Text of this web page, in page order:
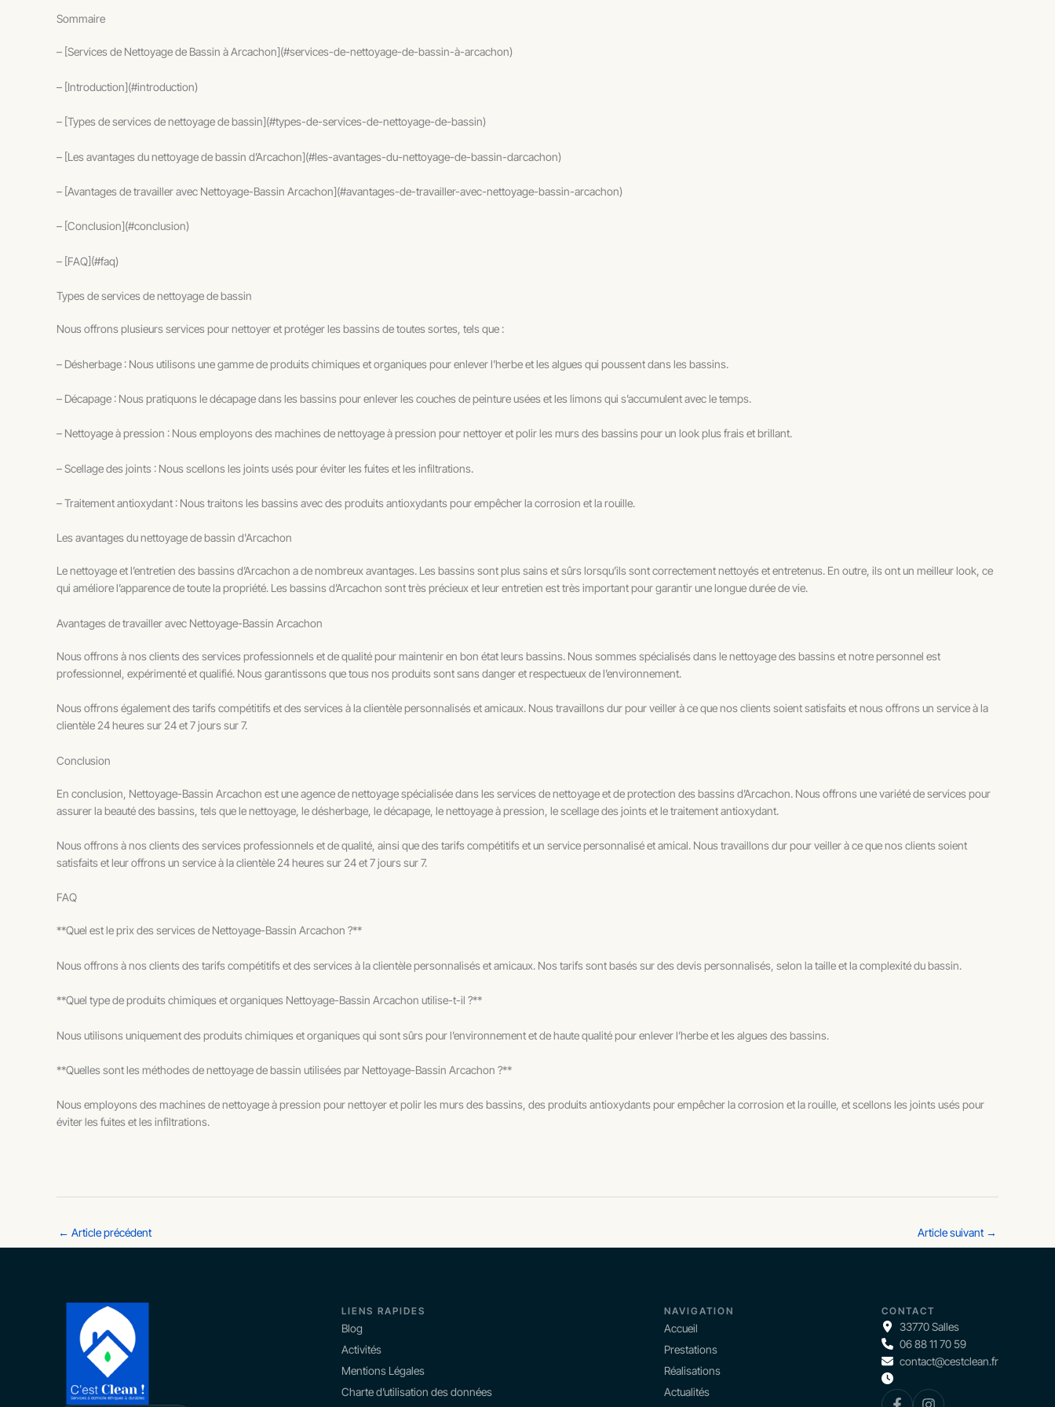
Sommaire
– [Services de Nettoyage de Bassin à Arcachon](#services-de-nettoyage-de-bassin-à-arcachon)
– [Introduction](#introduction)
– [Types de services de nettoyage de bassin](#types-de-services-de-nettoyage-de-bassin)
– [Les avantages du nettoyage de bassin d’Arcachon](#les-avantages-du-nettoyage-de-bassin-darcachon)
– [Avantages de travailler avec Nettoyage-Bassin Arcachon](#avantages-de-travailler-avec-nettoyage-bassin-arcachon)
– [Conclusion](#conclusion)
– [FAQ](#faq)
Types de services de nettoyage de bassin
Nous offrons plusieurs services pour nettoyer et protéger les bassins de toutes sortes, tels que :
– Désherbage : Nous utilisons une gamme de produits chimiques et organiques pour enlever l’herbe et les algues qui poussent dans les bassins.
– Décapage : Nous pratiquons le décapage dans les bassins pour enlever les couches de peinture usées et les limons qui s’accumulent avec le temps.
– Nettoyage à pression : Nous employons des machines de nettoyage à pression pour nettoyer et polir les murs des bassins pour un look plus frais et brillant.
– Scellage des joints : Nous scellons les joints usés pour éviter les fuites et les infiltrations.
– Traitement antioxydant : Nous traitons les bassins avec des produits antioxydants pour empêcher la corrosion et la rouille.
Les avantages du nettoyage de bassin d'Arcachon
Le nettoyage et l’entretien des bassins d’Arcachon a de nombreux avantages. Les bassins sont plus sains et sûrs lorsqu’ils sont correctement nettoyés et entretenus. En outre, ils ont un meilleur look, ce
qui améliore l’apparence de toute la propriété. Les bassins d’Arcachon sont très précieux et leur entretien est très important pour garantir une longue durée de vie.
Avantages de travailler avec Nettoyage-Bassin Arcachon
Nous offrons à nos clients des services professionnels et de qualité pour maintenir en bon état leurs bassins. Nous sommes spécialisés dans le nettoyage des bassins et notre personnel est
professionnel, expérimenté et qualifié. Nous garantissons que tous nos produits sont sans danger et respectueux de l’environnement.
Nous offrons également des tarifs compétitifs et des services à la clientèle personnalisés et amicaux. Nous travaillons dur pour veiller à ce que nos clients soient satisfaits et nous offrons un service à la
clientèle 24 heures sur 24 et 7 jours sur 7.
Conclusion
En conclusion, Nettoyage-Bassin Arcachon est une agence de nettoyage spécialisée dans les services de nettoyage et de protection des bassins d’Arcachon. Nous offrons une variété de services pour
assurer la beauté des bassins, tels que le nettoyage, le désherbage, le décapage, le nettoyage à pression, le scellage des joints et le traitement antioxydant.
Nous offrons à nos clients des services professionnels et de qualité, ainsi que des tarifs compétitifs et un service personnalisé et amical. Nous travaillons dur pour veiller à ce que nos clients soient
satisfaits et leur offrons un service à la clientèle 24 heures sur 24 et 7 jours sur 7.
FAQ
**Quel est le prix des services de Nettoyage-Bassin Arcachon ?**
Nous offrons à nos clients des tarifs compétitifs et des services à la clientèle personnalisés et amicaux. Nos tarifs sont basés sur des devis personnalisés, selon la taille et la complexité du bassin.
**Quel type de produits chimiques et organiques Nettoyage-Bassin Arcachon utilise-t-il ?**
Nous utilisons uniquement des produits chimiques et organiques qui sont sûrs pour l’environnement et de haute qualité pour enlever l’herbe et les algues des bassins.
**Quelles sont les méthodes de nettoyage de bassin utilisées par Nettoyage-Bassin Arcachon ?**
Nous employons des machines de nettoyage à pression pour nettoyer et polir les murs des bassins, des produits antioxydants pour empêcher la corrosion et la rouille, et scellons les joints usés pour
éviter les fuites et les infiltrations.
← Article précédent Article suivant →
LIENS RAPIDES
Blog
Activités
Mentions Légales
Charte d’utilisation des données
NAVIGATION
Accueil
Prestations
Réalisations
Actualités
CONTACT
33770 Salles
06 88 11 70 59
contact@cestclean.fr